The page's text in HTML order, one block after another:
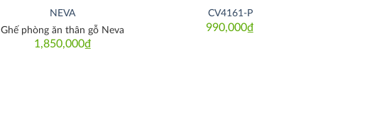
NEVA
1,850,000₫
Ghế phòng ăn thân gỗ Neva
CV4161-P
990,000₫